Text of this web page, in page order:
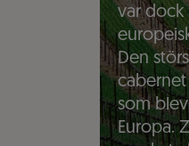
var dock
Den
som
Europa.